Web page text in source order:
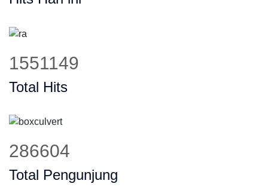
1972594
Total Hits
364474
Total Pengunjung